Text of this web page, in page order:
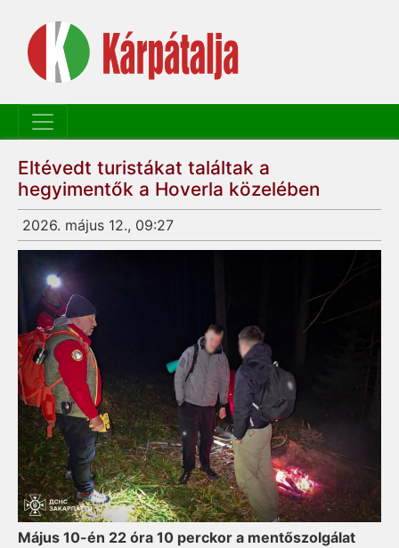
Eltévedt turistákat találtak a
hegyimentők a Hoverla közelében
2026. május 12., 09:27
Május 10-én 22 óra 10 perckor a mentőszolgálat